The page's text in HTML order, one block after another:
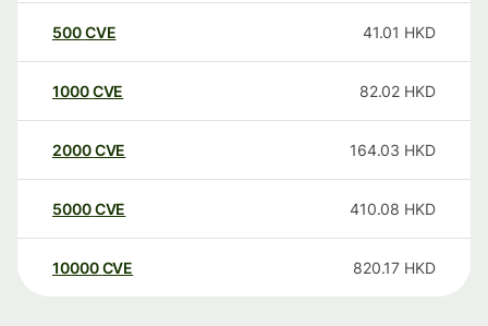
500CVE 41.01 HKD
1000CVE 82.02 HKD
2000CVE 164.03 HKD
5000CVE 410.08 HKD
10000 CVE 820.17 HKD